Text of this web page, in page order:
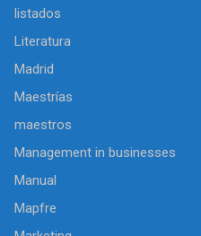
listados
Literatura
Madrid
Maestrías
maestros
Management in businesses
Manual
Mapfre